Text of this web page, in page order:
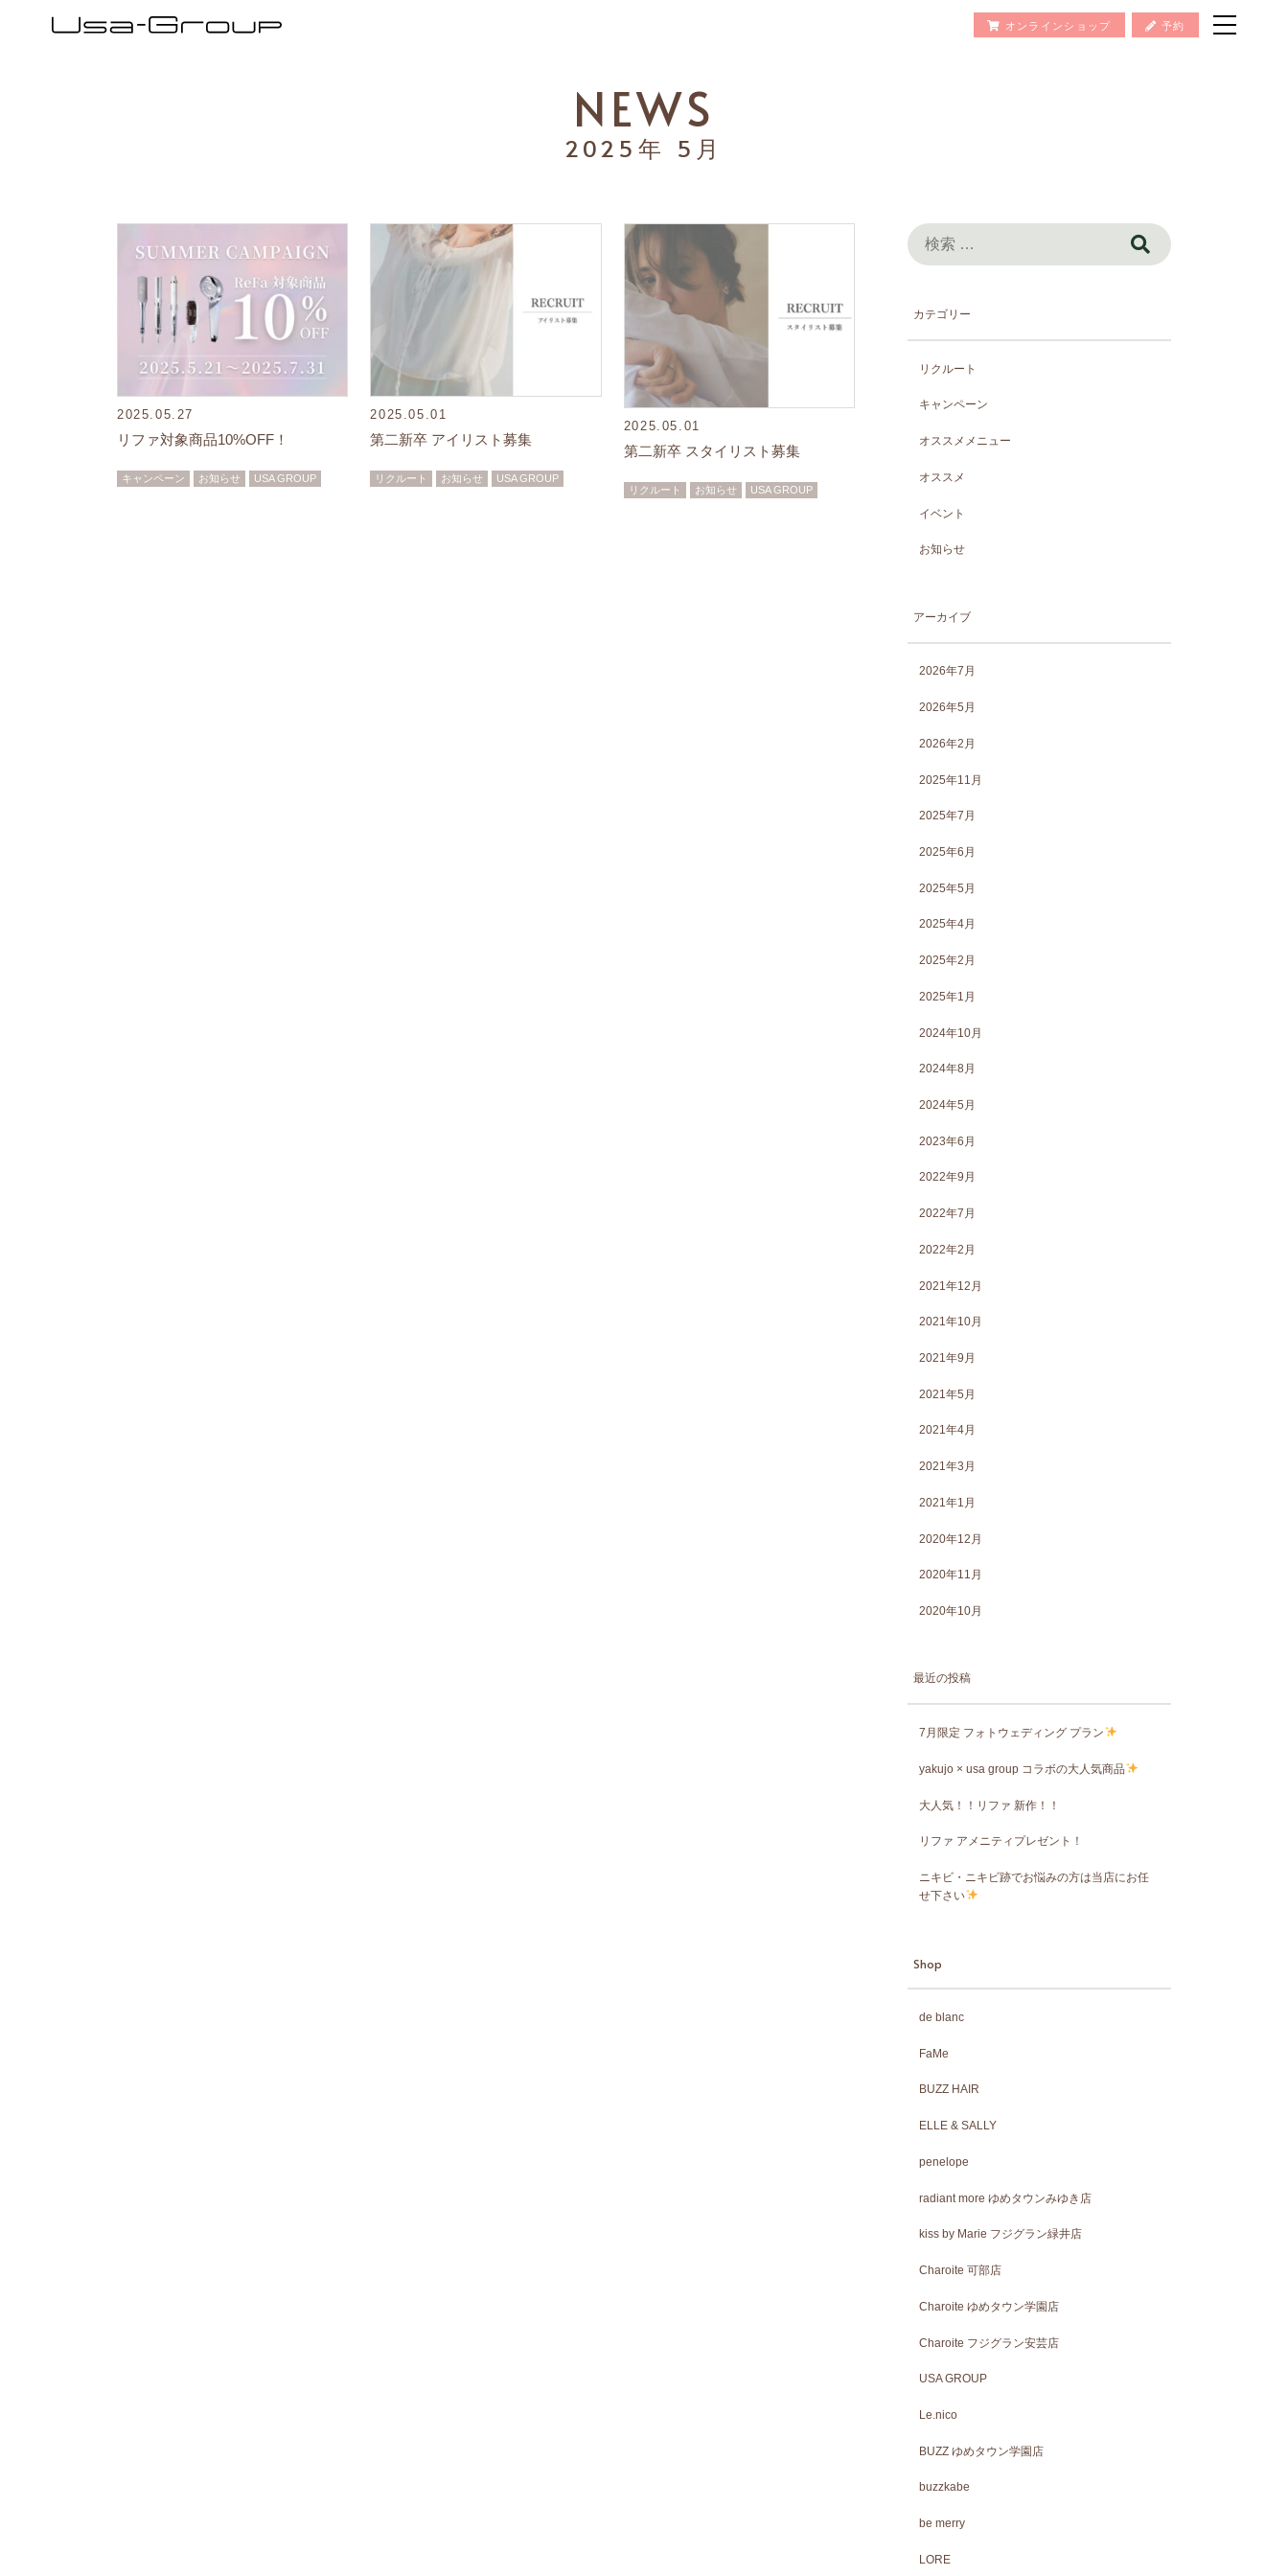
オンラインショップ 予約
NEWS
2025年 5月
2025.05.27
リファ対象商品10%OFF！
キャンペーン お知らせ USA GROUP
2025.05.01
第二新卒 アイリスト募集
リクルート お知らせ USA GROUP
2025.05.01
第二新卒 スタイリスト募集
リクルート お知らせ USA GROUP
検
索:
カテゴリー
リクルート
キャンペーン
オススメメニュー
オススメ
イベント
お知らせ
アーカイブ
2026年7月
2026年5月
2026年2月
2025年11月
2025年7月
2025年6月
2025年5月
2025年4月
2025年2月
2025年1月
2024年10月
2024年8月
2024年5月
2023年6月
2022年9月
2022年7月
2022年2月
2021年12月
2021年10月
2021年9月
2021年5月
2021年4月
2021年3月
2021年1月
2020年12月
2020年11月
2020年10月
最近の投稿
7月限定 フォトウェディング プラン
yakujo × usa group コラボの大人気商品
大人気！！リファ 新作！！
リファ アメニティプレゼント！
ニキビ・ニキビ跡でお悩みの方は当店にお任
せ下さい
Shop
de blanc
FaMe
BUZZ HAIR
ELLE & SALLY
penelope
radiant more ゆめタウンみゆき店
kiss by Marie フジグラン緑井店
Charoite 可部店
Charoite ゆめタウン学園店
Charoite フジグラン安芸店
USA GROUP
Le.nico
BUZZ ゆめタウン学園店
buzzkabe
be merry
LORE